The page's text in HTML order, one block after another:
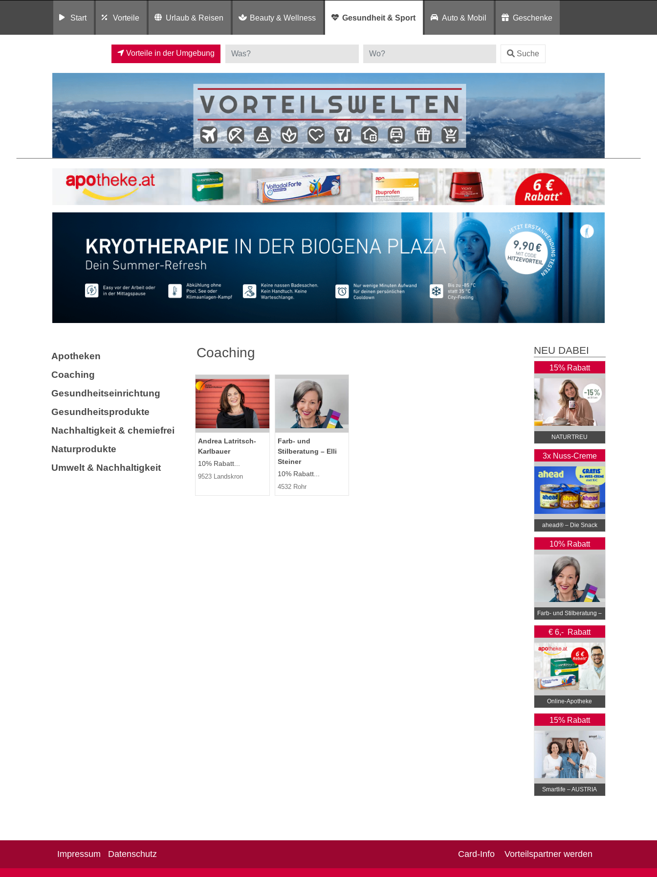
Start Vorteile Urlaub & Reisen Beauty & Wellness Gesundheit & Sport Auto & Mobil Geschenke
Vorteile in der Umgebung Suche
Apotheken
Coaching
Gesundheitseinrichtung
Gesundheitsprodukte
Nachhaltigkeit & chemiefrei
Naturprodukte
Umwelt & Nachhaltigkeit
Coaching
Andrea Latritsch-
Karlbauer
10% Rabatt...
9523 Landskron
Farb- und
Stilberatung – Elli
Steiner
10% Rabatt...
4532 Rohr
NEU DABEI
15% Rabatt
NATURTREU
3x Nuss-Creme
Gratis*
ahead® – Die Snack
Revolution
10% Rabatt
Farb- und Stilberatung –
Elli Steiner
€ 6,- Rabatt
Online‑Apotheke
15% Rabatt
Smartlife – AUSTRIA
Impressum Datenschutz Card-Info Vorteilspartner werden